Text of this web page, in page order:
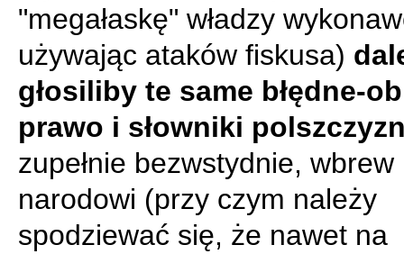
"megałaskę" władzy
używając ataków fiskusa)
głosiliby te same błędne-
prawo i słowniki
zupełnie bezwstydnie, wbrew
narodowi (przy czym należy
spodziewać się, że nawet na